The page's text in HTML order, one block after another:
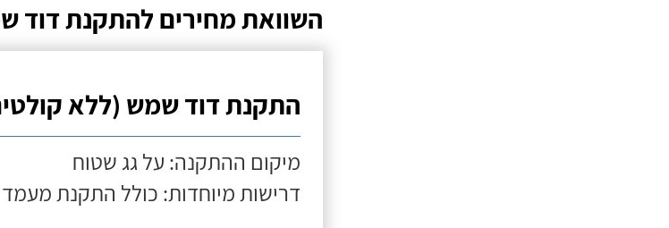
השוואת מחירים להתקנת דוד
התקנת דוד שמש (ללא קולטים), 120
מיקום ההתקנה: על גג שטוח
דרישות מיוחדות: כולל התקנת מעמד